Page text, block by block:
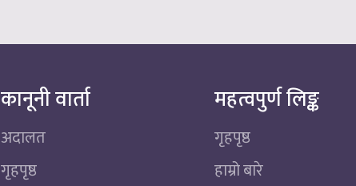
कानूनी वार्ता
अदालत
गृहपृष्ठ
महत्वपुर्ण लिङ्क
गृहपृष्ठ
हाम्रो बारे